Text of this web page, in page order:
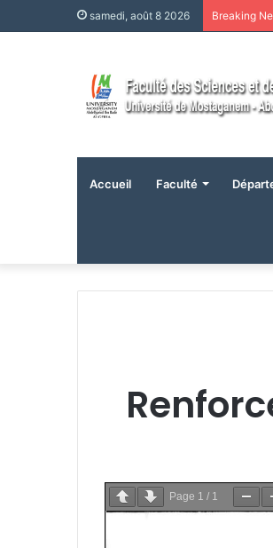
samedi, août 8 2026 Breaking
Accueil Faculté
Page 1 / 1